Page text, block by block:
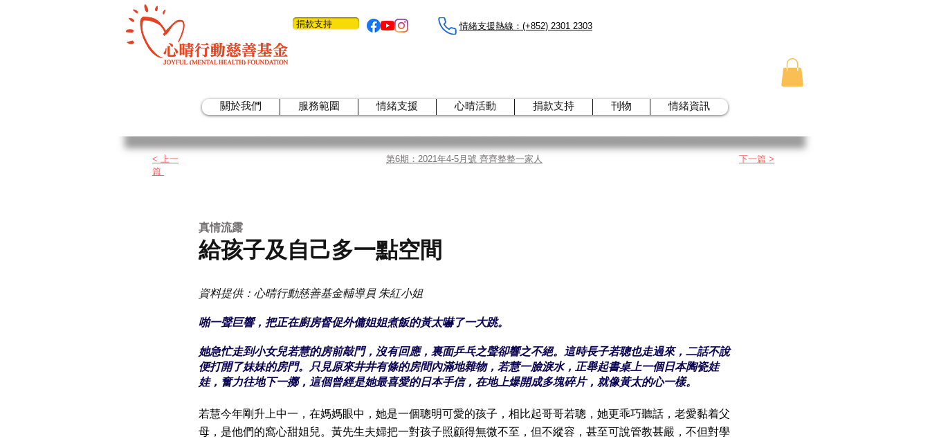
捐款支持 情緒支援熱線：​​(+852) 2301 2303
關於我們 服務範圍 情緒支援 心晴活動 捐款支持 刊物 情緒資訊
< 上一
篇
第6期：2021年4-5月號 齊齊整整一家人 下一篇 >
真情流露
給孩子及自己多一點空間
資料提供：心晴行動慈善基金輔導員 朱紅小姐
啪一聲巨響，把正在廚房督促外傭姐姐煮飯的黃太嚇了一大跳。
她急忙走到小女兒若慧的房前敲門，沒有回應，裏面乒乓之聲卻響之不絕。這時長子若聰也走過來，二話不說
便打開了妹妹的房門。
只見原來井井有條的房間內滿地雜物，若慧一臉淚水，正舉起書桌上一個日本陶瓷娃
娃，奮力往地下一擲，這個曾經是她最喜愛的日本手信，在地上爆開成多塊碎片，就像黃太的心一樣。
若慧今年剛升上中一，在媽媽眼中，她是一個聰明可愛的孩子，相比起哥哥若聰，她更乖巧聽話，老愛黏着父
母，是他們的窩心甜姐兒。黃先生夫婦把一對孩子照顧得無微不至，但不縱容，甚至可說管教甚嚴，不但對學